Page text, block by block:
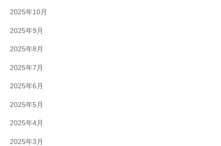
2025年10月
2025年9月
2025年8月
2025年7月
2025年6月
2025年5月
2025年4月
2025年3月